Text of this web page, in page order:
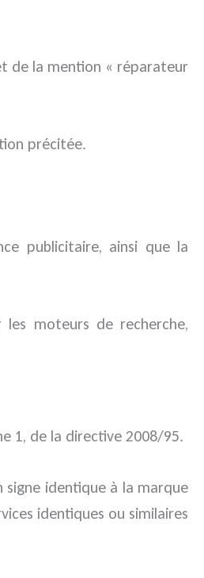
de la mention « réparateur
précitée.
publicitaire, ainsi que la
moteurs de recherche,
1, de la directive 2008/95.
signe identique à la marque
identiques ou similaires